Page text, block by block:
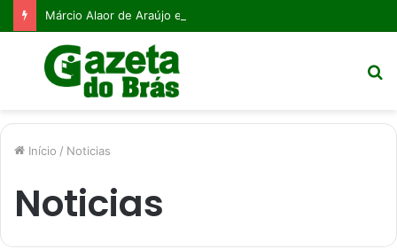
Menu
Início / Noticias
Noticias